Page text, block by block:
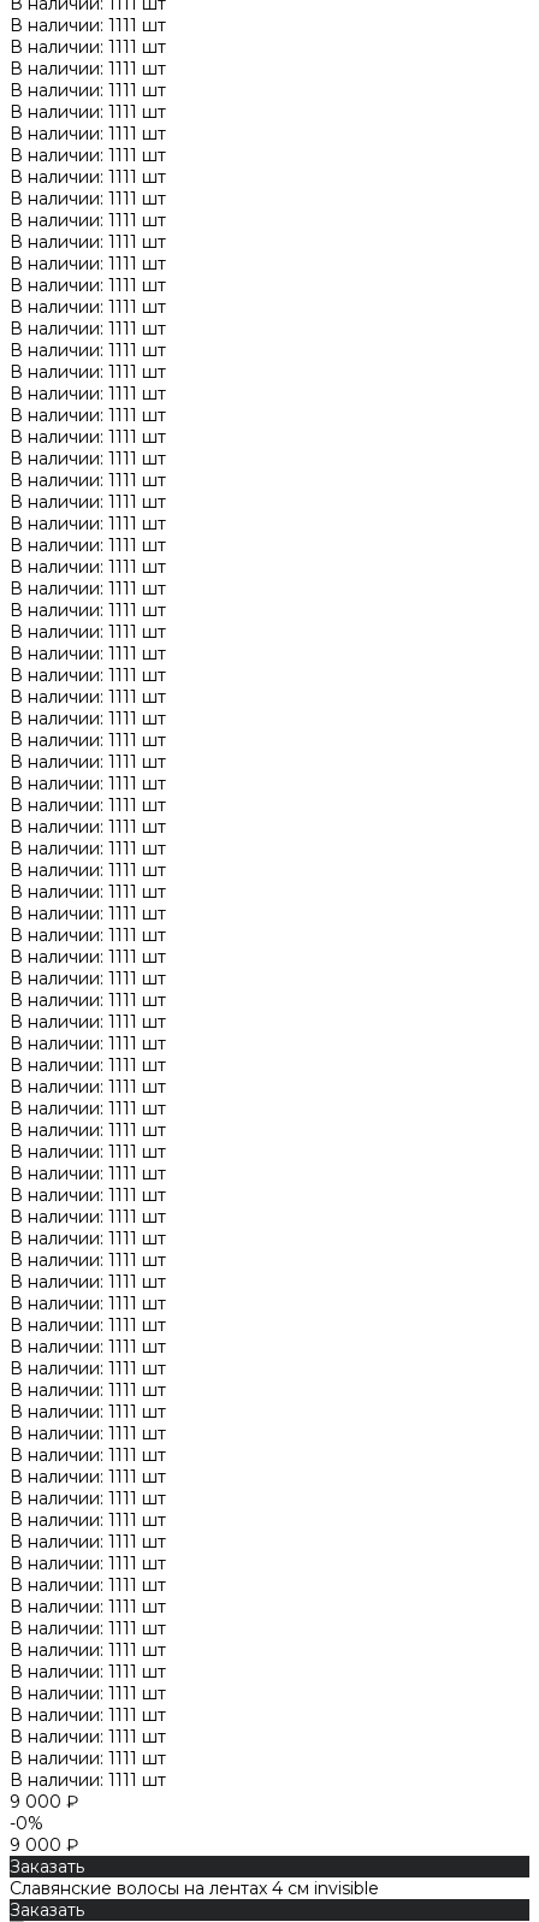
В наличии: 1111 шт
В наличии: 1111 шт
В наличии: 1111 шт
В наличии: 1111 шт
В наличии: 1111 шт
В наличии: 1111 шт
В наличии: 1111 шт
В наличии: 1111 шт
В наличии: 1111 шт
В наличии: 1111 шт
В наличии: 1111 шт
В наличии: 1111 шт
В наличии: 1111 шт
В наличии: 1111 шт
В наличии: 1111 шт
В наличии: 1111 шт
В наличии: 1111 шт
В наличии: 1111 шт
В наличии: 1111 шт
В наличии: 1111 шт
В наличии: 1111 шт
В наличии: 1111 шт
В наличии: 1111 шт
В наличии: 1111 шт
В наличии: 1111 шт
В наличии: 1111 шт
В наличии: 1111 шт
В наличии: 1111 шт
В наличии: 1111 шт
В наличии: 1111 шт
В наличии: 1111 шт
В наличии: 1111 шт
В наличии: 1111 шт
В наличии: 1111 шт
В наличии: 1111 шт
В наличии: 1111 шт
В наличии: 1111 шт
В наличии: 1111 шт
В наличии: 1111 шт
В наличии: 1111 шт
В наличии: 1111 шт
В наличии: 1111 шт
В наличии: 1111 шт
В наличии: 1111 шт
В наличии: 1111 шт
В наличии: 1111 шт
В наличии: 1111 шт
В наличии: 1111 шт
В наличии: 1111 шт
В наличии: 1111 шт
В наличии: 1111 шт
В наличии: 1111 шт
В наличии: 1111 шт
В наличии: 1111 шт
В наличии: 1111 шт
В наличии: 1111 шт
В наличии: 1111 шт
В наличии: 1111 шт
В наличии: 1111 шт
В наличии: 1111 шт
В наличии: 1111 шт
В наличии: 1111 шт
В наличии: 1111 шт
В наличии: 1111 шт
В наличии: 1111 шт
В наличии: 1111 шт
В наличии: 1111 шт
В наличии: 1111 шт
В наличии: 1111 шт
В наличии: 1111 шт
В наличии: 1111 шт
В наличии: 1111 шт
В наличии: 1111 шт
В наличии: 1111 шт
В наличии: 1111 шт
В наличии: 1111 шт
В наличии: 1111 шт
В наличии: 1111 шт
В наличии: 1111 шт
В наличии: 1111 шт
В наличии: 1111 шт
В наличии: 1111 шт
9 000 ₽
-0%
9 000 ₽
Заказать
Славянские волосы на лентах 4 см invisible
Заказать